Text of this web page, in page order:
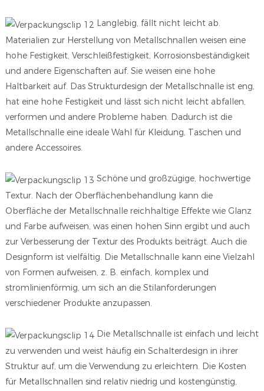
Langlebig, fällt nicht leicht ab.
Materialien zur Herstellung von Metallschnallen weisen eine
hohe Festigkeit, Verschleißfestigkeit, Korrosionsbeständigkeit
und andere Eigenschaften auf. Sie weisen eine hohe
Haltbarkeit auf. Das Strukturdesign der Metallschnalle ist eng,
hat eine hohe Festigkeit und lässt sich nicht leicht abfallen,
verformen und andere Probleme haben. Dadurch ist die
Metallschnalle eine ideale Wahl für Kleidung, Taschen und
andere Accessoires.
Schöne und großzügige, hochwertige
Textur. Nach der Oberflächenbehandlung kann die
Oberfläche der Metallschnalle reichhaltige Effekte wie Glanz
und Farbe aufweisen, was einen hohen Sinn ergibt und auch
zur Verbesserung der Textur des Produkts beiträgt. Auch die
Designform ist vielfältig. Die Metallschnalle kann eine Vielzahl
von Formen aufweisen, z. B. einfach, komplex und
stromlinienförmig, um sich an die Stilanforderungen
verschiedener Produkte anzupassen.
Die Metallschnalle ist einfach und leicht
zu verwenden und weist häufig ein Schalterdesign in ihrer
Struktur auf, um die Verwendung zu erleichtern. Die Kosten
für Metallschnallen sind relativ niedrig und kostengünstig,